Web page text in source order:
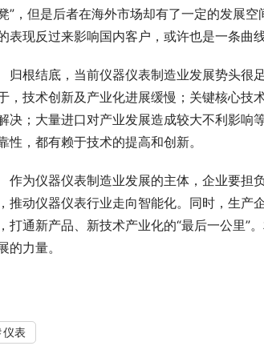
”，但是后者在海外市场却有了一定的发展
表现反过来影响国内客户，或许也是一条曲
根结底，当前仪器仪表制造业发展势头很
，技术创新及产业化进展缓慢；关键核心技
决；大量进口对产业发展造成较大不利影响
性，都有赖于技术的提高和创新。
为仪器仪表制造业发展的主体，企业要担
推动仪器仪表行业走向智能化。同时，生产
打通新产品、新技术产业化的“最后一公里”
的力量。
仪表